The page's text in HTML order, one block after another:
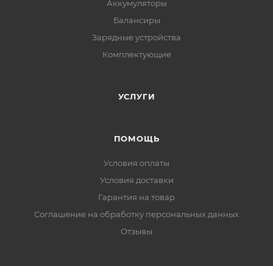
Аккумуляторы
Балансиры
Зарядные устройства
Комплектующие
УСЛУГИ
ПОМОЩЬ
Условия оплаты
Условия доставки
Гарантия на товар
Соглашение на обработку персональных данных
Отзывы